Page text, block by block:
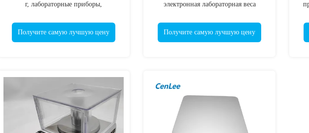
г, лабораторные приборы,
Получите самую лучшую цену
электронная лабораторная веса
Получите самую лучшую цену